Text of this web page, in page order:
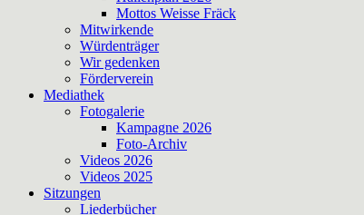
Mottos Weisse Fräck
Mitwirkende
Würdenträger
Wir gedenken
Förderverein
Mediathek
Fotogalerie
Kampagne 2026
Foto-Archiv
Videos 2026
Videos 2025
Sitzungen
Liederbücher